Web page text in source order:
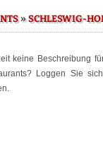
»SCHLESWIG-
keine Beschreibung
Loggen Sie